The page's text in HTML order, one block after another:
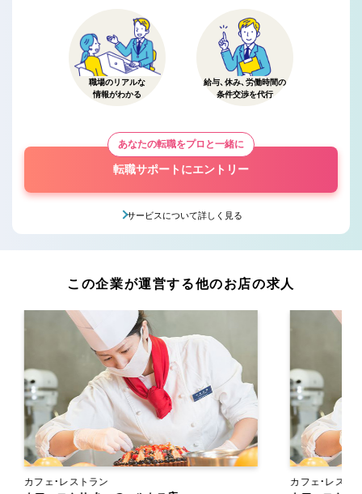
職場のリアルな
情報がわかる
給与、休み、労働時間の
条件交渉を代行
あなたの転職をプロと一緒に
転職サポートにエントリー
サービスについて詳しく見る
この企業が運営する他のお店の求人
カフェ・レストラン カフェ・レスト